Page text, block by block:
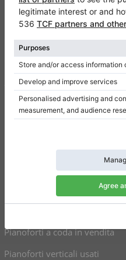
FAQ
Contatto
Chi siamo
Scrivi una recensione
Regolamento
Impostazioni per il consenso
Pianoforti a coda in vendita
Pianoforti verticali usati